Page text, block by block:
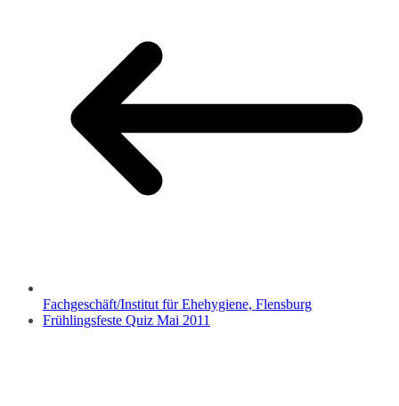
Fachgeschäft/Institut für Ehehygiene, Flensburg
Frühlingsfeste Quiz Mai 2011